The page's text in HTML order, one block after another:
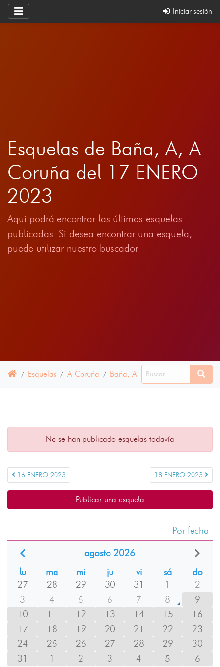
Iniciar sesión
Esquelas de Baña, A, A
Coruña del 17 ENERO
2023
Aqui podrá encontrar las últimas esquelas
publicadas. Si desea encontrar una esquela,
puede utilizar nuestro buscador
Esquelas A Coruña Baña, A 17 ENERO 2023
No se han publicado esquelas todavía
16 ENERO 2023 18 ENERO 2023
Publicar una esquela
Por fecha
agosto 2026
lu
ma mi ju vi sá
do
27
28 29 30 31 1
2
3
4 5 6 7 8
9
10
11 12 13 14 15
16
17
18 19 20 21 22
23
24
25 26 27 28 29
30
31
1 2 3 4 5 6